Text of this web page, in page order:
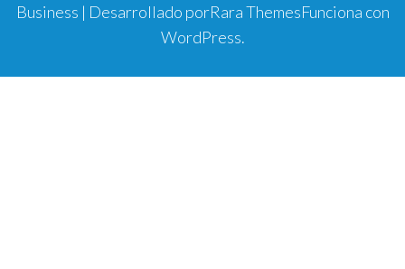
Business | Desarrollado porRara ThemesFunciona con
WordPress.